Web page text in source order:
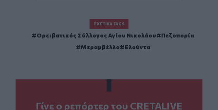
ΣΧΕΤΙΚΆ TAGS
Ορειβατικός Σύλλογος Αγίου Νικολάου
Πεζοπορία
Μεραμβέλλο
Ελούντα
Γίνε ο ρεπόρτερ του CRETALIVE